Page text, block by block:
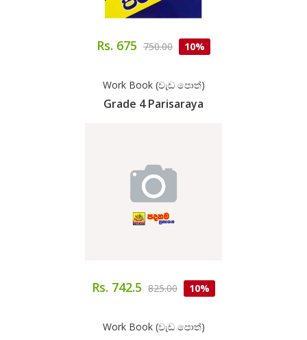
Rs. 675 750.00 10%
Work Book (වැඩ පොත්)
Grade 4 Parisaraya
Rs. 742.5 825.00 10%
Work Book (වැඩ පොත්)